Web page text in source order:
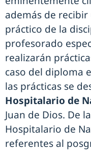
además de
práctico de la
profesorado
realizarán
caso del diploma
las prácticas se
Hospitalario de
Juan de Dios. De
Hospitalario de
referentes al